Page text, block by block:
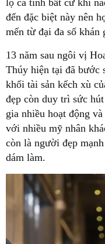
lộ cá tính bất cứ khi
đến đặc biệt này nên
mến từ đại đa số khán
13 năm sau ngôi vị
Thúy hiện tại đã bước
khối tài sản kếch xù
đẹp còn duy trì sức
gia nhiều hoạt động
với nhiều mỹ nhân
còn là người đẹp
dám làm.